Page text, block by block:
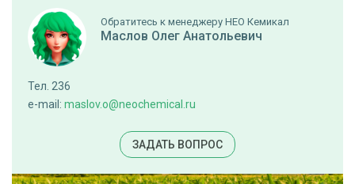
Обратитесь к менеджеру НЕО Кемикал
Маслов Олег Анатольевич
Тел. 236
e-mail: maslov.o@neochemical.ru
ЗАДАТЬ ВОПРОС